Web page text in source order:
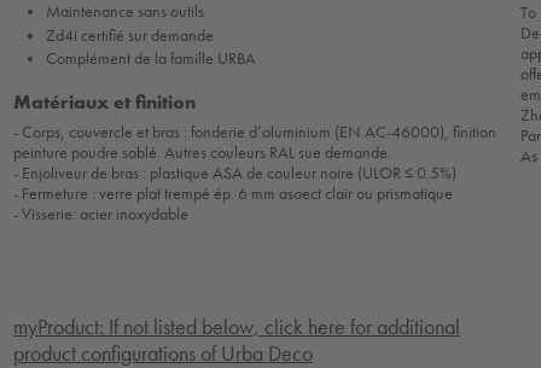
Maintenance sans outils
Zd4i certifié sur demande
Complément de la famille URBA
Matériaux et finition
- Corps, couvercle et bras : fonderie d’aluminium (EN AC-46000), finition
peinture poudre sablé. Autres couleurs RAL sue demande.
- Enjoliveur de bras : plastique ASA de couleur noire (ULOR ≤ 0.5%)
- Fermeture : verre plat trempé ép. 6 mm asoect clair ou prismatique
- Visserie: acier inoxydable
To
myProduct: If not listed below, click here for additional
product configurations of Urba Deco